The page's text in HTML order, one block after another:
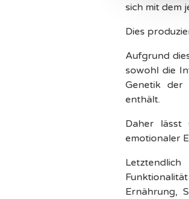
sich mit dem
Dies
Aufgrund
sowohl die
Genetik der
enthält.
Daher lässt
emotionaler
Ernährung,